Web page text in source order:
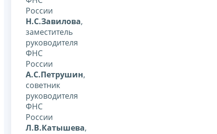
России
Н.С.Завилова,
заместитель
руководителя
ФНС
России
А.С.Петрушин,
советник
руководителя
ФНС
России
Л.В.Катышева,